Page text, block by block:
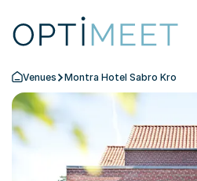
Tilbage til forsiden
Venues Montra Hotel Sabro Kro